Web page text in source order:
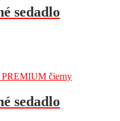
sedadlo
sedadlo